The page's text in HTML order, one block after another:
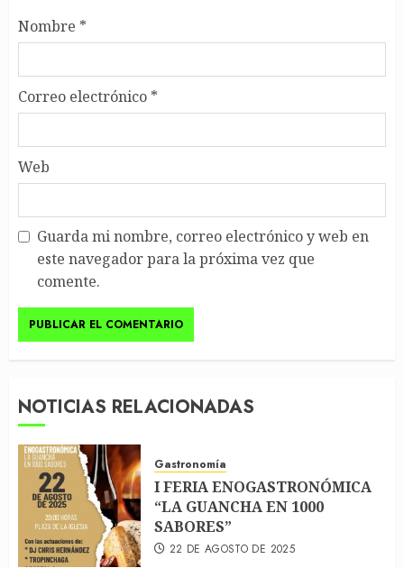
Nombre *
Correo electrónico *
Web
Guarda mi nombre, correo electrónico y web en
este navegador para la próxima vez que
comente.
NOTICIAS RELACIONADAS
Gastronomía
I FERIA ENOGASTRONÓMICA
“LA GUANCHA EN 1000
SABORES”
22 DE AGOSTO DE 2025